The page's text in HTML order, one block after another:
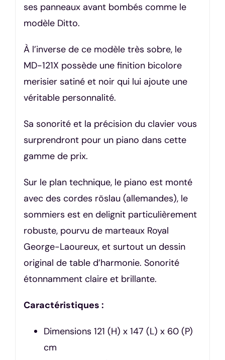
ses panneaux avant bombés comme le
modèle Ditto.
À l’inverse de ce modèle très sobre, le
MD-121X possède une finition bicolore
merisier satiné et noir qui lui ajoute une
véritable personnalité.
Sa sonorité et la précision du clavier vous
surprendront pour un piano dans cette
gamme de prix.
Sur le plan technique, le piano est monté
avec des cordes röslau (allemandes), le
sommiers est en delignit particulièrement
robuste, pourvu de marteaux Royal
George-Laoureux, et surtout un dessin
original de table d’harmonie. Sonorité
étonnamment claire et brillante.
Caractéristiques :
Dimensions 121 (H) x 147 (L) x 60 (P)
cm